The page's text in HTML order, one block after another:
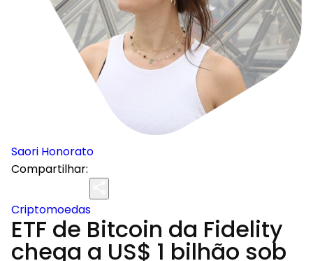
Saori Honorato
Compartilhar:
Criptomoedas
ETF de Bitcoin da Fidelity
chega a US$ 1 bilhão sob